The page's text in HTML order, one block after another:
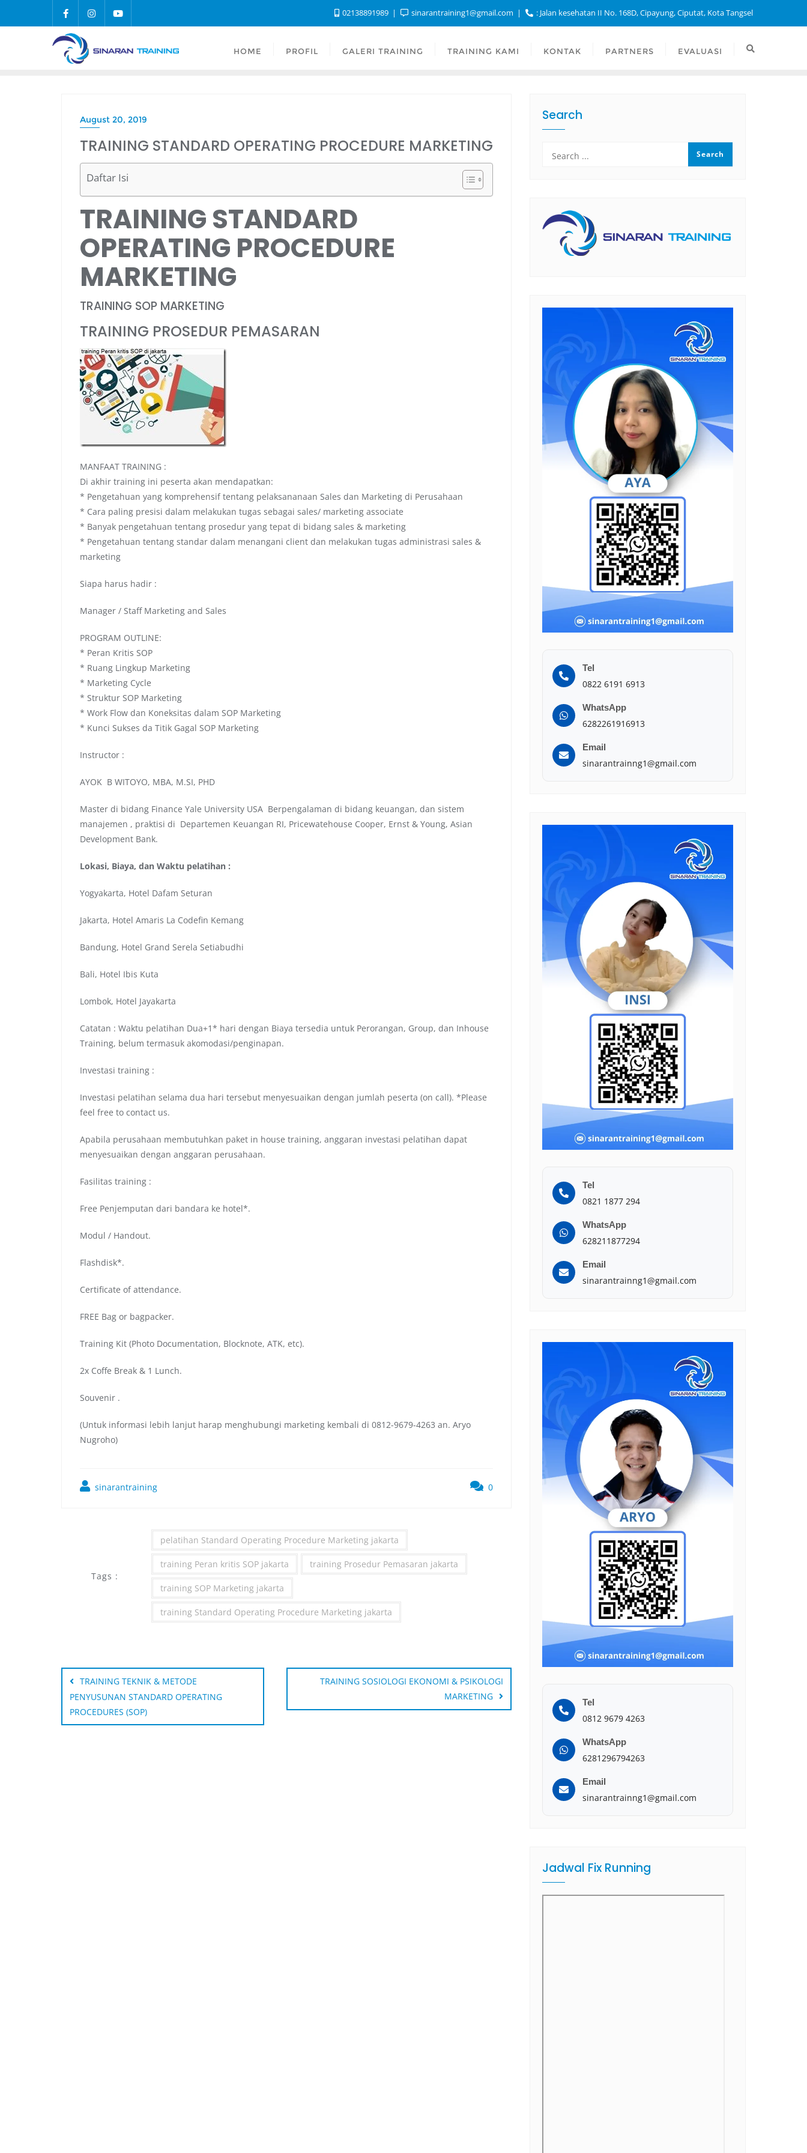
02138891989 sinarantraining1@gmail.com : Jalan kesehatan II No. 168D, Cipayung, Ciputat, Kota Tangsel
HOME PROFIL GALERI TRAINING TRAINING KAMI KONTAK PARTNERS EVALUASI
August 20, 2019
TRAINING STANDARD OPERATING PROCEDURE MARKETING
Daftar Isi
TRAINING STANDARD
OPERATING PROCEDURE
MARKETING
TRAINING SOP MARKETING
TRAINING PROSEDUR PEMASARAN
MANFAAT TRAINING :
Di akhir training ini peserta akan mendapatkan:
* Pengetahuan yang komprehensif tentang pelaksananaan Sales dan Marketing di Perusahaan
* Cara paling presisi dalam melakukan tugas sebagai sales/ marketing associate
* Banyak pengetahuan tentang prosedur yang tepat di bidang sales & marketing
* Pengetahuan tentang standar dalam menangani client dan melakukan tugas administrasi sales &
marketing
Siapa harus hadir :
Manager / Staff Marketing and Sales
PROGRAM OUTLINE:
* Peran Kritis SOP
* Ruang Lingkup Marketing
* Marketing Cycle
* Struktur SOP Marketing
* Work Flow dan Koneksitas dalam SOP Marketing
* Kunci Sukses da Titik Gagal SOP Marketing
Instructor :
AYOK B WITOYO, MBA, M.SI, PHD
Master di bidang Finance Yale University USA Berpengalaman di bidang keuangan, dan sistem
manajemen , praktisi di Departemen Keuangan RI, Pricewatehouse Cooper, Ernst & Young, Asian
Development Bank.
Lokasi, Biaya, dan Waktu pelatihan :
Yogyakarta, Hotel Dafam Seturan
Jakarta, Hotel Amaris La Codefin Kemang
Bandung, Hotel Grand Serela Setiabudhi
Bali, Hotel Ibis Kuta
Lombok, Hotel Jayakarta
Catatan : Waktu pelatihan Dua+1* hari dengan Biaya tersedia untuk Perorangan, Group, dan Inhouse
Training, belum termasuk akomodasi/penginapan.
Investasi training :
Investasi pelatihan selama dua hari tersebut menyesuaikan dengan jumlah peserta (on call). *Please
feel free to contact us.
Apabila perusahaan membutuhkan paket in house training, anggaran investasi pelatihan dapat
menyesuaikan dengan anggaran perusahaan.
Fasilitas training :
Free Penjemputan dari bandara ke hotel*.
Modul / Handout.
Flashdisk*.
Certificate of attendance.
FREE Bag or bagpacker.
Training Kit (Photo Documentation, Blocknote, ATK, etc).
2x Coffe Break & 1 Lunch.
Souvenir .
(Untuk informasi lebih lanjut harap menghubungi marketing kembali di 0812-9679-4263 an. Aryo
Nugroho)
sinarantraining 0
Tags :
pelatihan Standard Operating Procedure Marketing jakarta
training Peran kritis SOP jakarta training Prosedur Pemasaran jakarta
training SOP Marketing jakarta
training Standard Operating Procedure Marketing jakarta
navigation
TRAINING TEKNIK & METODE
PENYUSUNAN STANDARD OPERATING
PROCEDURES (SOP)
TRAINING SOSIOLOGI EKONOMI & PSIKOLOGI
MARKETING
Search
Tel
0822 6191 6913
WhatsApp
6282261916913
Email
sinarantrainng1@gmail.com
Tel
0821 1877 294
WhatsApp
628211877294
Email
sinarantrainng1@gmail.com
Tel
0812 9679 4263
WhatsApp
6281296794263
Email
sinarantrainng1@gmail.com
Jadwal Fix Running